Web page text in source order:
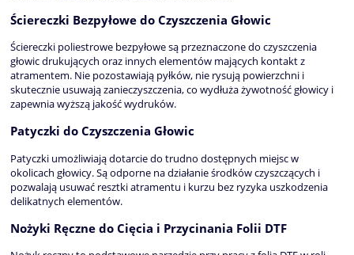
Ściereczki Bezpyłowe do Czyszczenia Głowic
Ściereczki poliestrowe bezpyłowe są przeznaczone do czyszczenia
głowic drukujących oraz innych elementów mających kontakt z
atramentem. Nie pozostawiają pyłków, nie rysują powierzchni i
skutecznie usuwają zanieczyszczenia, co wydłuża żywotność głowicy i
zapewnia wyższą jakość wydruków.
Patyczki do Czyszczenia Głowic
Patyczki umożliwiają dotarcie do trudno dostępnych miejsc w
okolicach głowicy. Są odporne na działanie środków czyszczących i
pozwalają usuwać resztki atramentu i kurzu bez ryzyka uszkodzenia
delikatnych elementów.
Nożyki Ręczne do Cięcia i Przycinania Folii DTF